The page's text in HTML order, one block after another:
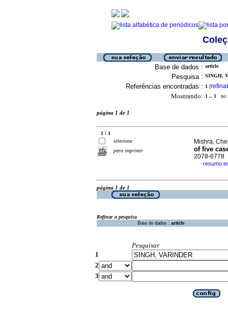
Base de dados : article
Pesquisa : SINGH,
Referências encontradas : 1 [refinar
Mostrando: 1 .. 1 no
página 1 de 1
1 / 1
seleciona
para imprimir
Mishra,
of five
2078-6778
· resumo
página 1 de 1
Refinar a pesquisa
Base de dados : article
Pesquisar
1
2
3